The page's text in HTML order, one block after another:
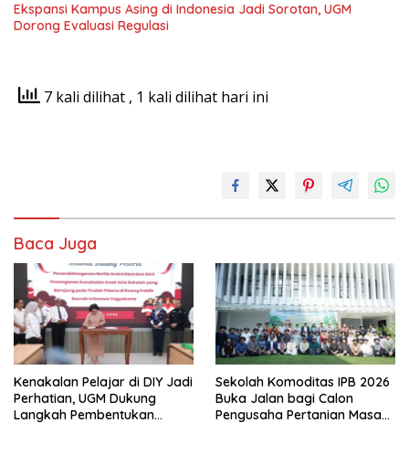
Ekspansi Kampus Asing di Indonesia Jadi Sorotan, UGM
Dorong Evaluasi Regulasi
7 kali dilihat , 1 kali dilihat hari ini
Baca Juga
Kenakalan Pelajar di DIY Jadi
Perhatian, UGM Dukung
Langkah Pembentukan
Sekolah Komoditas IPB 2026
Buka Jalan bagi Calon
Pengusaha Pertanian Masa